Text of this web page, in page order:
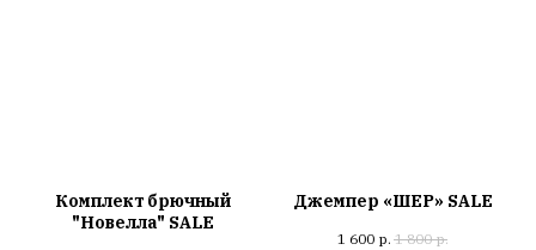
Комплект брючный
"Новелла" SALE
Джемпер «ШЕР» SALE
1 600 р. 1 800 р.